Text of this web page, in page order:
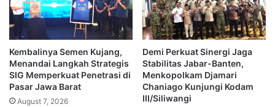
Kembalinya Semen Kujang,
Menandai Langkah Strategis
SIG Memperkuat Penetrasi di
Pasar Jawa Barat
August 7, 2026
Demi Perkuat Sinergi Jaga
Stabilitas Jabar-Banten,
Menkopolkam Djamari
Chaniago Kunjungi Kodam
III/Siliwangi